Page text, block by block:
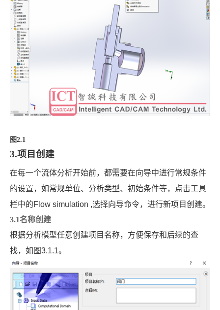
图2.1
3.项目创建
在每一个流体分析开始前，都需要在向导中进行常规条件
的设置，如常规单位、分析类型、初始条件等，点击工具
栏中的Flow simulation ,选择向导命令，进行新项目创建。
3.1名称创建
根据分析模型任意创建项目名称，方便保存和后续的查
找，如图3.1.1。